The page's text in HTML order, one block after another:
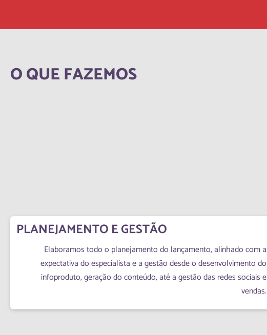
O QUE FAZEMOS
PLANEJAMENTO E GESTÃO
Elaboramos todo o planejamento do lançamento, alinhado com a
expectativa do especialista e a gestão desde o desenvolvimento do
infoproduto, geração do conteúdo, até a gestão das redes sociais e
vendas.